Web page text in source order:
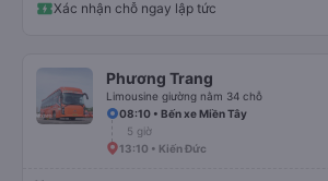
Xác nhận chỗ ngay lập tức
Phương Trang
Limousine giường nằm 34 chỗ
08:10 • Bến xe Miền Tây
5 giờ
13:10 • Kiến Đức